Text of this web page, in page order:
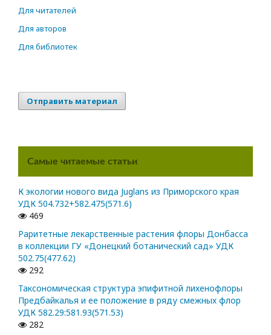
Для читателей
Для авторов
Для библиотек
Отправить материал
Самые читаемые статьи
К экологии нового вида Juglans из Приморского края
УДК 504.732+582.475(571.6)
469
Раритетные лекарственные растения флоры Донбасса
в коллекции ГУ «Донецкий ботанический сад» УДК
502.75(477.62)
292
Таксономическая структура эпифитной лихенофлоры
Предбайкалья и ее положение в ряду смежных флор
УДК 582.29:581.93(571.53)
282